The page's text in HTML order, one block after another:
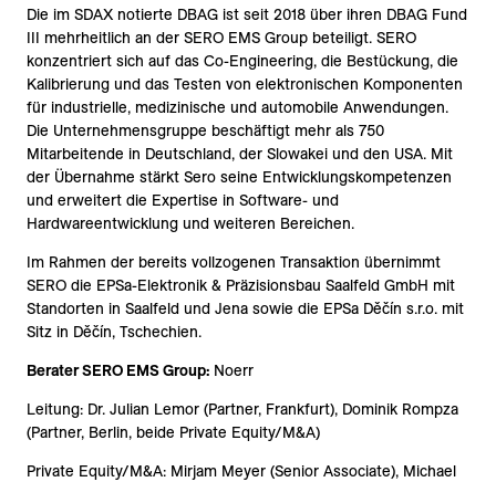
Die im SDAX notierte DBAG ist seit 2018 über ihren DBAG Fund
III mehrheitlich an der SERO EMS Group beteiligt. SERO
konzentriert sich auf das Co-Engineering, die Bestückung, die
Kalibrierung und das Testen von elektronischen Komponenten
für industrielle, medizinische und automobile Anwendungen.
Die Unternehmensgruppe beschäftigt mehr als 750
Mitarbeitende in Deutschland, der Slowakei und den USA. Mit
der Übernahme stärkt Sero seine Entwicklungskompetenzen
und erweitert die Expertise in Software- und
Hardwareentwicklung und weiteren Bereichen.
Im Rahmen der bereits vollzogenen Transaktion übernimmt
SERO die EPSa-Elektronik & Präzisionsbau Saalfeld GmbH mit
Standorten in Saalfeld und Jena sowie die EPSa Děčín s.r.o. mit
Sitz in Děčín, Tschechien.
Berater SERO EMS Group: Noerr
Leitung: Dr. Julian Lemor (Partner, Frankfurt), Dominik Rompza
(Partner, Berlin, beide Private Equity/M&A)
Private Equity/M&A: Mirjam Meyer (Senior Associate), Michael